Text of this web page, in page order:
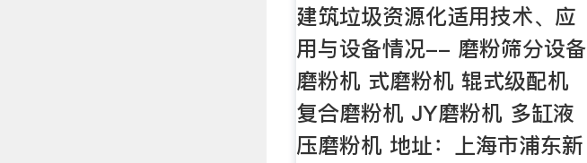
建筑垃圾资源化适用技术、应
用与设备情况-- 磨粉筛分设备
磨粉机 式磨粉机 辊式级配机
复合磨粉机 JY磨粉机 多缸液
压磨粉机 地址：上海市浦东新